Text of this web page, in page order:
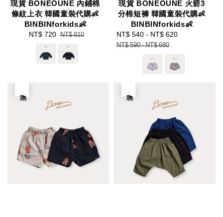
現貨 BONEOUNE 內鋪棉
條紋上衣 韓國童裝代購👶
BINBINforkids👶
Sale
price
NT$ 720 Regular
price
NT$ 810
現貨 BONEOUNE 火箭3
分棉短褲 韓國童裝代購👶
BINBINforkids👶
Sale
price
NT$ 540 - NT$ 620
NT$ 590-NT$ 680